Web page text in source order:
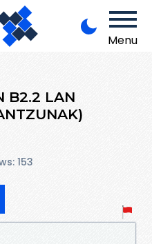
Menu
B2.2 LAN
153